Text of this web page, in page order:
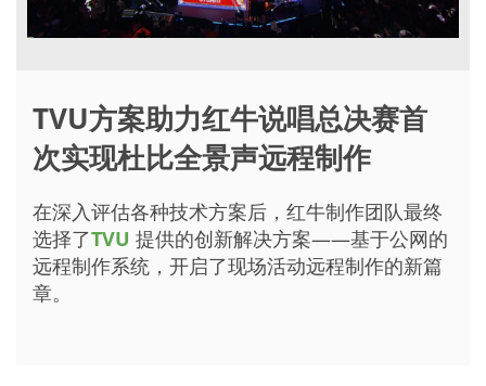
TVU方案助力红牛说唱总决赛首
次实现杜比全景声远程制作
在深入评估各种技术方案后，红牛制作团队最终
选择了TVU 提供的创新解决方案——基于公网的
远程制作系统，开启了现场活动远程制作的新篇
章。